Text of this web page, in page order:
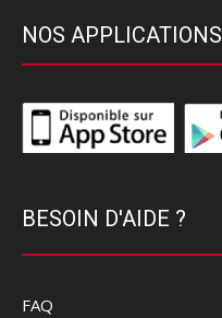
NOS APPLICATIONS
BESOIN D'AIDE ?
FAQ